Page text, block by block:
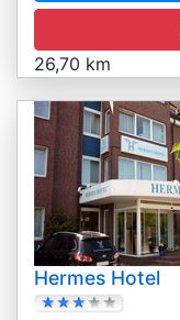
26,70 km
Hermes Hotel